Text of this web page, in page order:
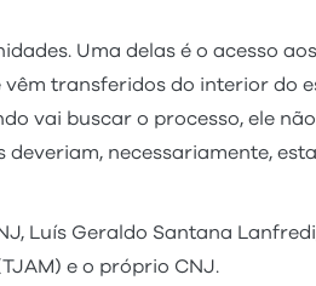
Uma delas é o acesso
transferidos do interior do
vai buscar o processo, ele
necessariamente,
Luís Geraldo Santana
e o próprio CNJ.